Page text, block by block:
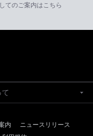
てのご案内はこちら
内
ニュースリリース